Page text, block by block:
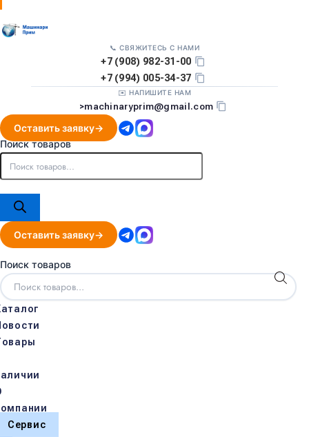
📞 СВЯЖИТЕСЬ С НАМИ
+7 (908) 982-31-00
+7 (994) 005-34-37
✉️ НАПИШИТЕ НАМ
>machinaryprim@gmail.com
Оставить заявку
Поиск товаров
Оставить заявку
Поиск товаров
Сервис